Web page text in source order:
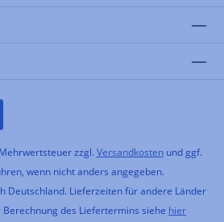
zzgl. Versandkostenund ggf.
wenn nicht anders angegeben.
Deutschland. Lieferzeiten für andere Länder
des Liefertermins siehe hier